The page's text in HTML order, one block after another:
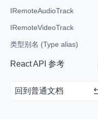
Flutter
React Native
React
IRemoteAudioTrack
IRemoteVideoTrack
类型别名 (Type alias)
React API 参考
回到普通文档